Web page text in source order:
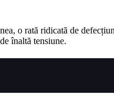
o rată ridicată de
înaltă tensiune.